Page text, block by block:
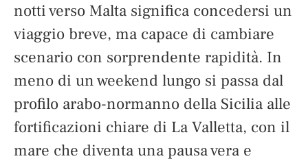
notti verso Malta significa concedersi un
viaggio breve, ma capace di cambiare
scenario con sorprendente rapidità. In
meno di un weekend lungo si passa dal
profilo arabo-normanno della Sicilia alle
fortificazioni chiare di La Valletta, con il
mare che diventa una pausa vera e